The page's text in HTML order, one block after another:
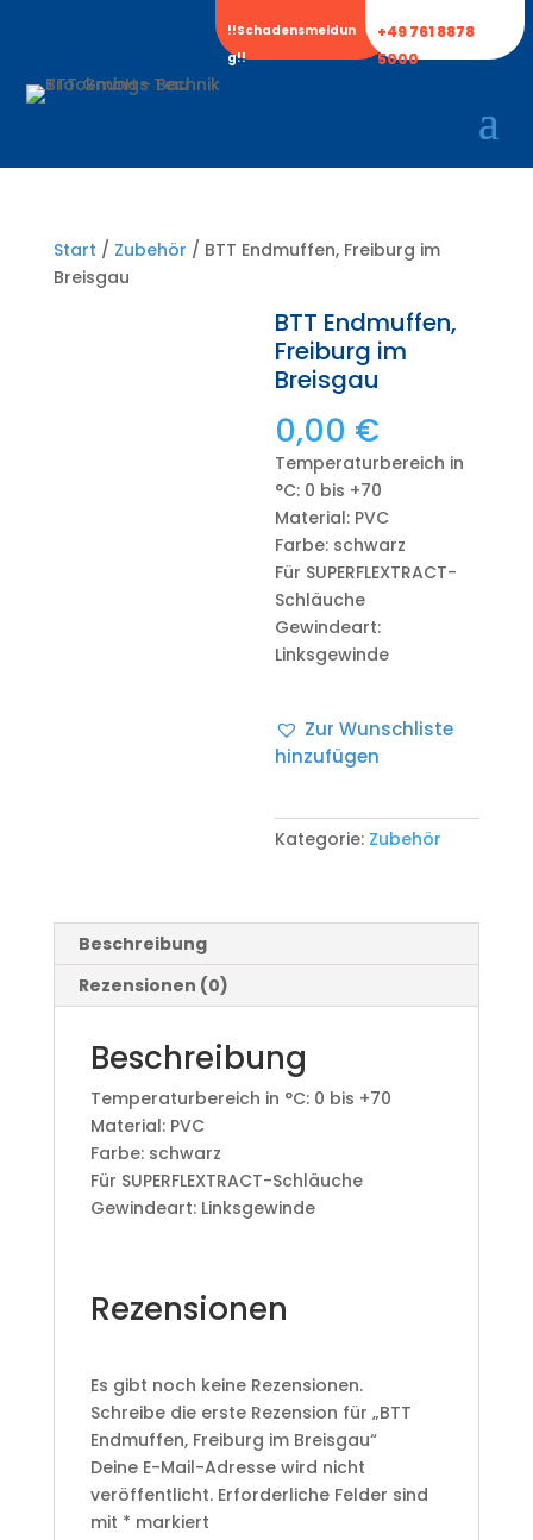
!!Schadensmeldun
g!!
+49 761 8878
5000
Start / Zubehör / BTT Endmuffen, Freiburg im
Breisgau
BTT Endmuffen,
Freiburg im
Breisgau
0,00 €
Temperaturbereich in
°C: 0 bis +70
Material: PVC
Farbe: schwarz
Für SUPERFLEXTRACT-
Schläuche
Gewindeart:
Linksgewinde
Zur Wunschliste
hinzufügen
Kategorie: Zubehör
Beschreibung
Rezensionen (0)
Beschreibung
Temperaturbereich in °C: 0 bis +70
Material: PVC
Farbe: schwarz
Für SUPERFLEXTRACT-Schläuche
Gewindeart: Linksgewinde
Rezensionen
Es gibt noch keine Rezensionen.
Schreibe die erste Rezension für „BTT
Endmuffen, Freiburg im Breisgau“
Deine E-Mail-Adresse wird nicht
veröffentlicht. Erforderliche Felder sind
mit * markiert